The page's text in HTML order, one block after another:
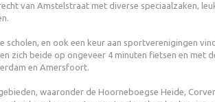
van Amstelstraat met diverse speciaalzaken,
scholen, en ook een keur aan sportverenigingen
zich beide op ongeveer 4 minuten fietsen en met
en Amersfoort.
waaronder de Hoorneboegse Heide,